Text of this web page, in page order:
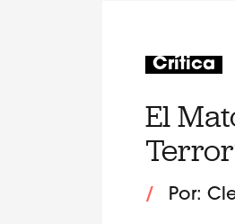
Crítica
El
/ Por: